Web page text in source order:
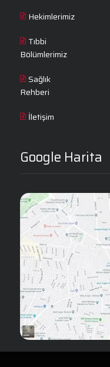
Hekimlerimiz
Tıbbi
Bölümlerimiz
Sağlık
Rehberi
İletişim
Google Harita